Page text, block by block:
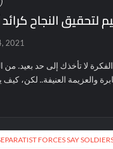
لتحقيق النجاح
2021
لا تأخذك إلى حد بعيد. من
والعزيمة العنيفة.. لكن،
FORCES SAY